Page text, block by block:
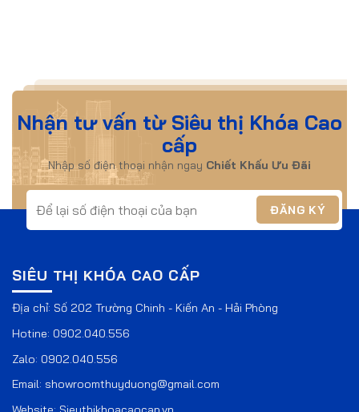
Nhận tư vấn từ Siêu thị Khóa Cao
cấp
Nhập số điện thoại nhận ngay Chiết Khấu Ưu Đãi
SIÊU THỊ KHÓA CAO CẤP
Địa chỉ: Số 202 Trường Chinh - Kiến An - Hải Phòng
Hotine: 0902.040.556
Zalo: 0902.040.556
Email: showroomthuyduong@gmail.com